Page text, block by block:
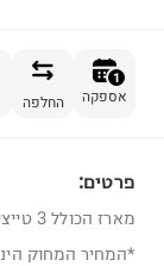
1
אספקה החלפה
פרטים:
מארז הכולל 3 טייצים בהדפס בשילוב גומי מותן.
*המחיר המחוק